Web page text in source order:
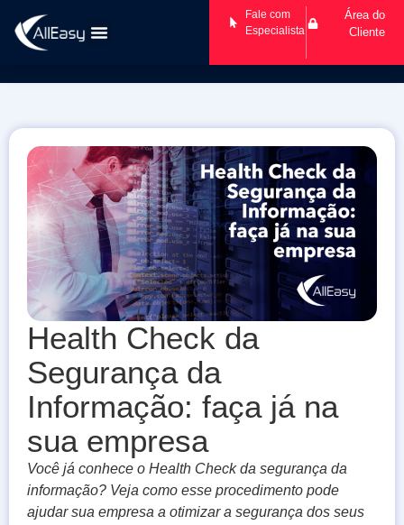
Fale com
Especialista
Área do
Cliente
Health Check da
Segurança da
Informação: faça já na
sua empresa
Você já conhece o Health Check da segurança da
informação? Veja como esse procedimento pode
ajudar sua empresa a otimizar a segurança dos seus